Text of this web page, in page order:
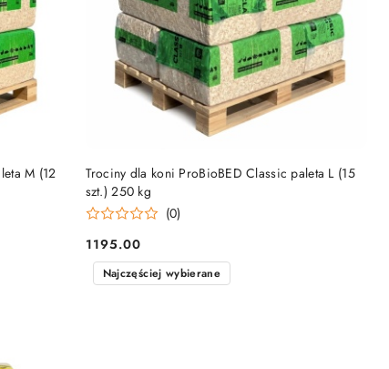
M (12
Trociny dla koni ProBioBED Classic paleta L (15
szt.) 250 kg
(0)
Cena:
1195.00
DO KOSZYKA
Najczęściej wybierane